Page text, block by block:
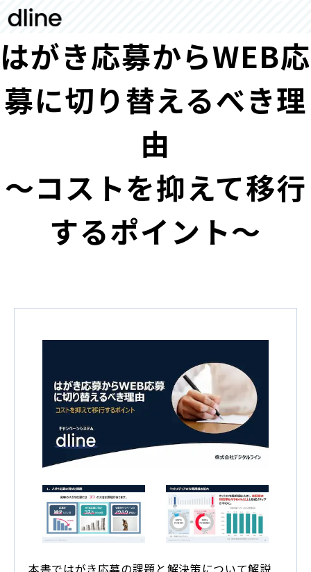
はがき応募からWEB応
募に切り替えるべき理
由
～コストを抑えて移行
するポイント～
本書ではがき応募の課題と解決策について解説